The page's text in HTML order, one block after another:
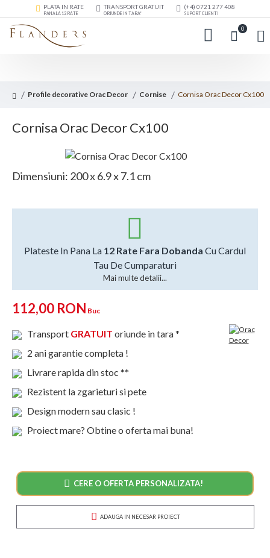
PLATA IN RATE
PANA LA 12 RATE
TRANSPORT GRATUIT
ORIUNDE IN TARA*
(+4) 0721 277 408
SUPORT CLIENTI
0
Profile decorative Orac Decor Cornise Cornisa Orac Decor Cx100
Cornisa Orac Decor Cx100
Dimensiuni: 200 x 6.9 x 7.1 cm
Plateste In Pana La 12 Rate Fara Dobanda Cu Cardul
Tau De Cumparaturi
Mai multe detalii...
112,00 RON Buc
Transport GRATUIT oriunde in tara *
2 ani garantie completa !
Livrare rapida din stoc **
Rezistent la zgarieturi si pete
Design modern sau clasic !
Proiect mare? Obtine o oferta mai buna!
CERE O OFERTA PERSONALIZATA!
ADAUGA IN NECESAR PROIECT